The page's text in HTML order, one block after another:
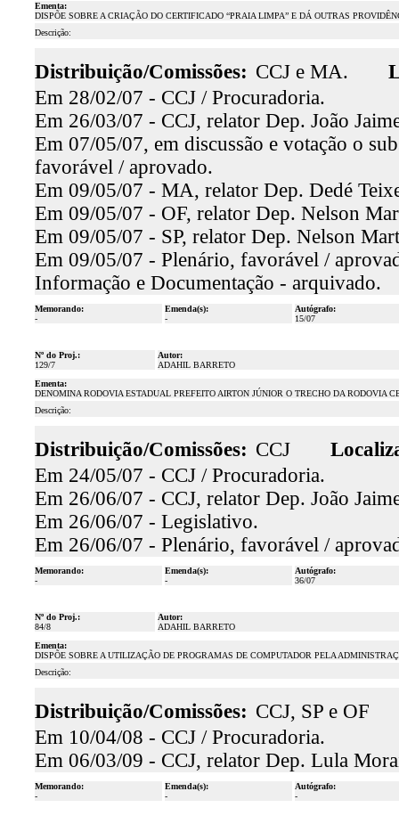
Ementa:
DISPÕE SOBRE A CRIAÇÃO DO CERTIFICADO “PRAIA LIMPA” E DÁ OUTRAS
Descrição:
Distribuição/Comissões: CCJ e MA.
Em 28/02/07 - CCJ / Procuradoria.
Em 26/03/07 - CCJ, relator Dep. João
Em 07/05/07, em discussão e votação o
favorável / aprovado.
Em 09/05/07 - MA, relator Dep. Dedé
Em 09/05/07 - OF, relator Dep. Nelson
Em 09/05/07 - SP, relator Dep. Nelson
Em 09/05/07 - Plenário, favorável /
Informação e Documentação - arquivado.
Memorando:
-
Emenda(s):
-
Autógrafo:
15/07
Nº do Proj.:
129/7
Autor:
ADAHIL BARRETO
Ementa:
DENOMINA RODOVIA ESTADUAL PREFEITO AIRTON JÚNIOR O TRECHO DA RODOVIA
Descrição:
Distribuição/Comissões: CCJ
Em 24/05/07 - CCJ / Procuradoria.
Em 26/06/07 - CCJ, relator Dep. João
Em 26/06/07 - Legislativo.
Em 26/06/07 - Plenário, favorável /
Memorando:
-
Emenda(s):
-
Autógrafo:
36/07
Nº do Proj.:
84/8
Autor:
ADAHIL BARRETO
Ementa:
DISPÕE SOBRE A UTILIZAÇÃO DE PROGRAMAS DE COMPUTADOR PELA
Descrição:
Distribuição/Comissões: CCJ, SP e OF
Em 10/04/08 - CCJ / Procuradoria.
Em 06/03/09 - CCJ, relator Dep. Lula
Memorando:
-
Emenda(s):
-
Autógrafo:
-